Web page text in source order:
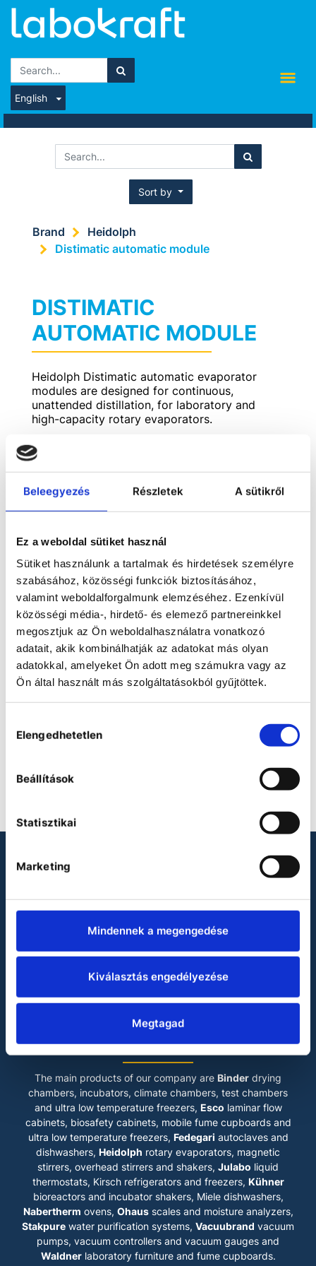
Beleegyezés Részletek A sütikről
Ez a weboldal sütiket használ
Sütiket használunk a tartalmak és hirdetések személyre
szabásához, közösségi funkciók biztosításához,
valamint weboldalforgalmunk elemzéséhez. Ezenkívül
közösségi média-, hirdető- és elemező partnereinkkel
megosztjuk az Ön weboldalhasználatra vonatkozó
adatait, akik kombinálhatják az adatokat más olyan
adatokkal, amelyeket Ön adott meg számukra vagy az
Ön által használt más szolgáltatásokból gyűjtöttek.
kiválasztása
Elengedhetetlen
Beállítások
Statisztikai
Marketing
Mindennek a megengedése
Kiválasztás engedélyezése
Megtagad
English
Sort by
Brand
Heidolph
Distimatic automatic module
DISTIMATIC
AUTOMATIC MODULE
Heidolph Distimatic automatic evaporator
modules are designed for continuous,
unattended distillation, for laboratory and
high-capacity rotary evaporators.
Distimatic packages
LOOKING FOR LABORATORY
Heidolph
Miele
Vacuubrand
Waldner
LABOKRAFT MÉRNÖKIRODA KFT.
The main products of our company are Binder drying
chambers, incubators, climate chambers, test chambers
and ultra low temperature freezers, Esco laminar flow
cabinets, biosafety cabinets, mobile fume cupboards and
ultra low temperature freezers, Fedegari autoclaves and
dishwashers, Heidolph rotary evaporators, magnetic
stirrers, overhead stirrers and shakers, Julabo liquid
thermostats, Kirsch refrigerators and freezers, Kühner
bioreactors and incubator shakers, Miele dishwashers,
Nabertherm ovens, Ohausscales and moisture analyzers,
Stakpure water purification systems, Vacuubrand vacuum
pumps, vacuum controllers and vacuum gauges and
Waldnerlaboratory furniture and fume cupboards.